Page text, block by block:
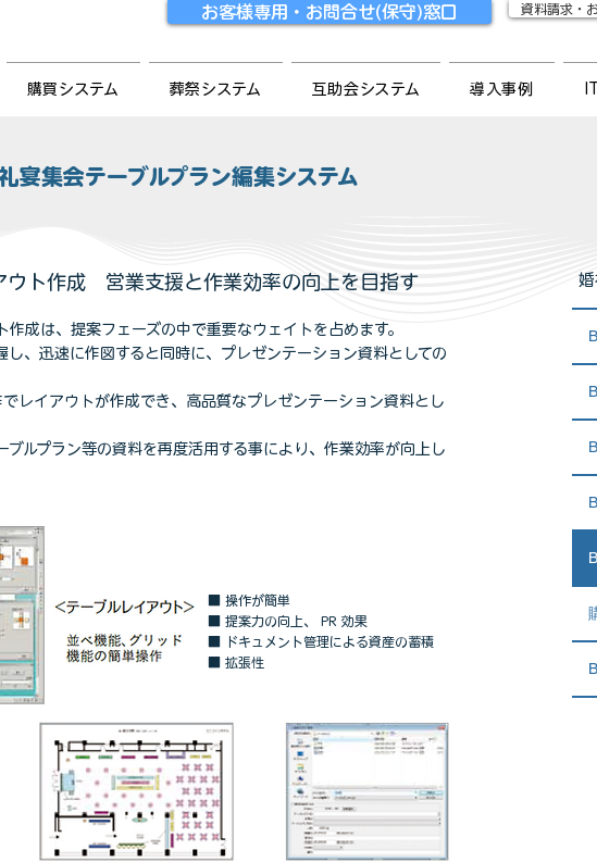
お客様専用・お問合せ(保守)窓口 資料請求・
購買システム 葬祭システム 互助会システム 導入事例
宴集会テーブルプラン編集システム
ウト作成 営業支援と作業効率の向上を目指す
作成は、提案フェーズの中で重要なウェイトを占めます。
し、迅速に作図すると同時に、プレゼンテーション資料としての
レイアウトが作成でき、高品質なプレゼンテーション資料とし
ブルプラン等の資料を再度活用する事により、作業効率が向上し
■ 操作が簡単
■ 提案力の向上、 PR 効果
■ ドキュメント管理による資産の蓄積
■ 拡張性
婚